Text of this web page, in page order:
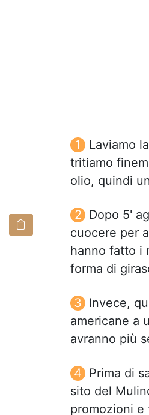
Laviamo
tritiamo
olio, quindi
Dopo 5'
cuocere per
hanno fatto i
forma di
Invece,
americane a
avranno più
Prima di
sito del
promozioni e